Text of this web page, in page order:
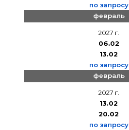
по запросу
февраль
2027 г.
06.02
13.02
по запросу
февраль
2027 г.
13.02
20.02
по запросу